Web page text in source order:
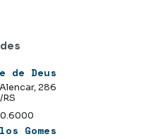
de Deus
286
Gomes